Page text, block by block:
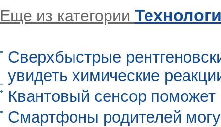
Еще из категории
Сверхбыстрые
увидеть химические
Квантовый сенсор
Смартфоны родителей